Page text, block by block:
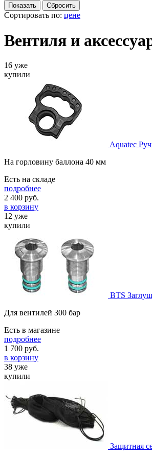
Сортировать по: цене
Вентиля и
16 уже
купили
Aquatec
На горловину баллона 40 мм
Есть на складе
подробнее
2 400 руб.
в корзину
12 уже
купили
BTS
Для вентилей 300 бар
Есть в магазине
подробнее
1 700 руб.
в корзину
38 уже
купили
Защитная